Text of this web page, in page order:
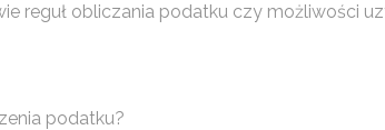
reguł obliczania podatku czy możliwości
podatku?